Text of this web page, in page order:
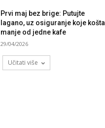
Prvi maj bez brige: Putujte
lagano, uz osiguranje koje košta
manje od jedne kafe
29/04/2026
Učitati više